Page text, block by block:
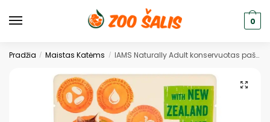
0
Pradžia / Maistas Katėms / IAMS Naturally Adult konservuotas pašaras katėms su su ėriena 85g